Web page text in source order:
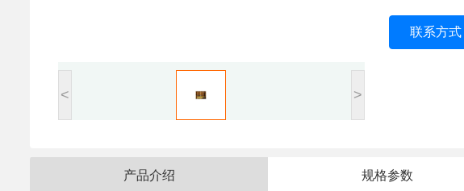
< >
联系方式
产品介绍 规格参数